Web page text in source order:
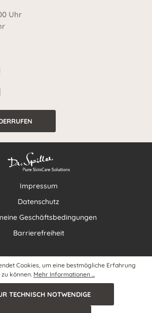
Uhr
Impressum
Datenschutz
Geschäftsbedingungen
Barrierefreiheit
Cookies, um eine bestmögliche Erfahrung
können. Mehr Informationen ...
TECHNISCH NOTWENDIGE